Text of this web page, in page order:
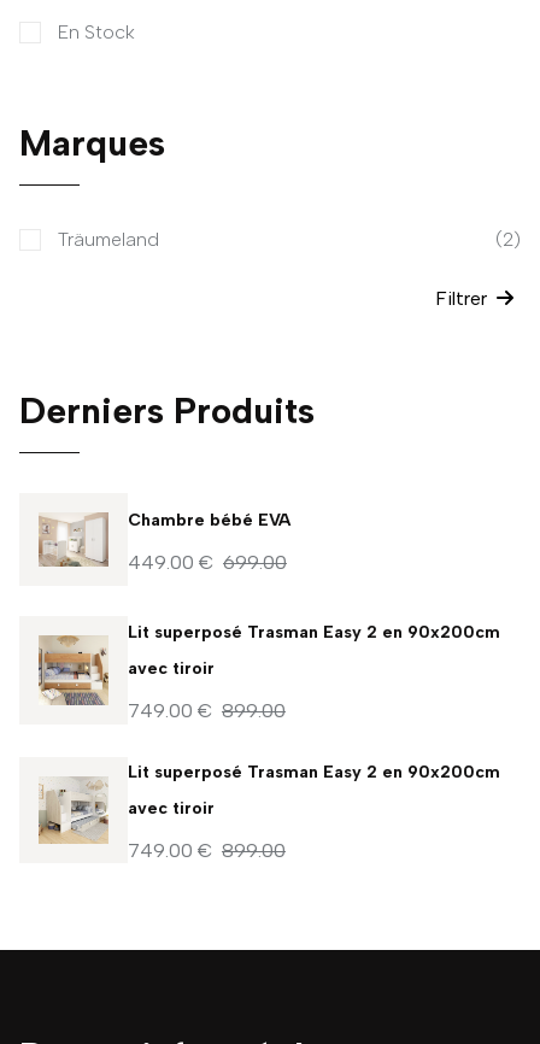
En Stock
Marques
Träumeland (2)
Filtrer
Derniers Produits
Chambre bébé EVA
449.00 € 699.00
Lit superposé Trasman Easy 2 en 90x200cm
avec tiroir
749.00 € 899.00
Lit superposé Trasman Easy 2 en 90x200cm
avec tiroir
749.00 € 899.00